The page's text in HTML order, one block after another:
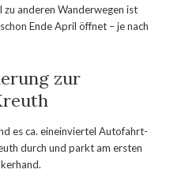
anderen Wanderwegen ist
Ende April öffnet – je nach
zur
es ca. eineinviertel Autofahrt-
durch und parkt am ersten